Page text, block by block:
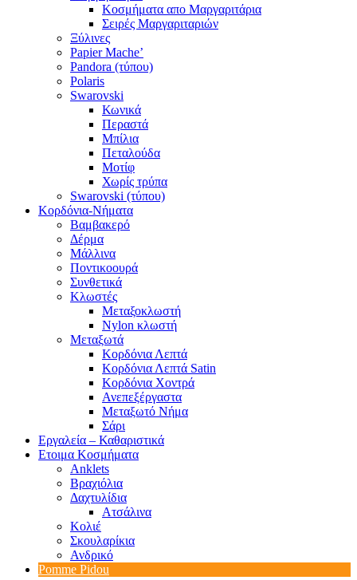
Κοσμήματα απο Μαργαριτάρια
Σειρές Μαργαριταριών
Ξύλινες
Papier Mache’
Pandora (τύπου)
Polaris
Swarovski
Κωνικά
Περαστά
Μπίλια
Πεταλούδα
Μοτίφ
Χωρίς τρύπα
Swarovski (τύπου)
Κορδόνια-Νήματα
Βαμβακερό
Δέρμα
Μάλλινα
Ποντικοουρά
Συνθετικά
Κλωστές
Μεταξοκλωστή
Nylon κλωστή
Μεταξωτά
Κορδόνια Λεπτά
Κορδόνια Λεπτά Satin
Κορδόνια Χοντρά
Ανεπεξέργαστα
Μεταξωτό Νήμα
Σάρι
Εργαλεία – Καθαριστικά
Ετοιμα Κοσμήματα
Anklets
Βραχιόλια
Δαχτυλίδια
Ατσάλινα
Κολιέ
Σκουλαρίκια
Ανδρικό
Pomme Pidou